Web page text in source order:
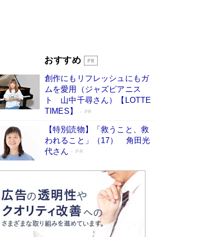
占 上半期1位にも選出［新書ベストセラー］
Book Bang
おすすめ
創作にもリフレッシュにもガ
ムを愛用（ジャズピアニス
ト 山中千尋さん）【LOTTE
TIMES】
PR
【特別読物】「救うこと、救
われること」（17） 角田光
代さん
PR